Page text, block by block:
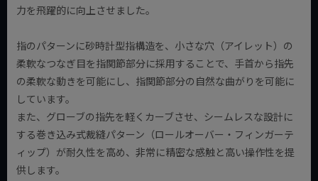
力を飛躍的に向上させました。
指のパターンに砂時計型指構造を、小さな穴（アイレット）の
柔軟なつなぎ目を指関節部分に採用することで、手首から指先
の柔軟な動きを可能にし、指関節部分の自然な曲がりを可能に
しています。
また、グローブの指先を軽くカーブさせ、シームレスな設計に
する巻き込み式裁縫パターン（ロールオーバー・フィンガーテ
ィップ）が耐久性を高め、非常に精密な感触と高い操作性を提
供します。